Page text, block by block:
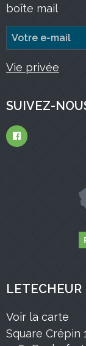
boîte mail
Vie privée
SUIVEZ-
LETECHEUR
Voir la carte
Square Crépin